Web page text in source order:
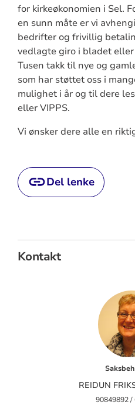
for kirkeøkonomien i Sel.
en sunn måte er vi
bedrifter og frivillig
vedlagte giro i bladet
Tusen takk til nye og
som har støttet oss i
mulighet i år og til dere
eller VIPPS.
Vi ønsker dere alle en
Del lenke
Kontakt
REIDUN
90849892 /